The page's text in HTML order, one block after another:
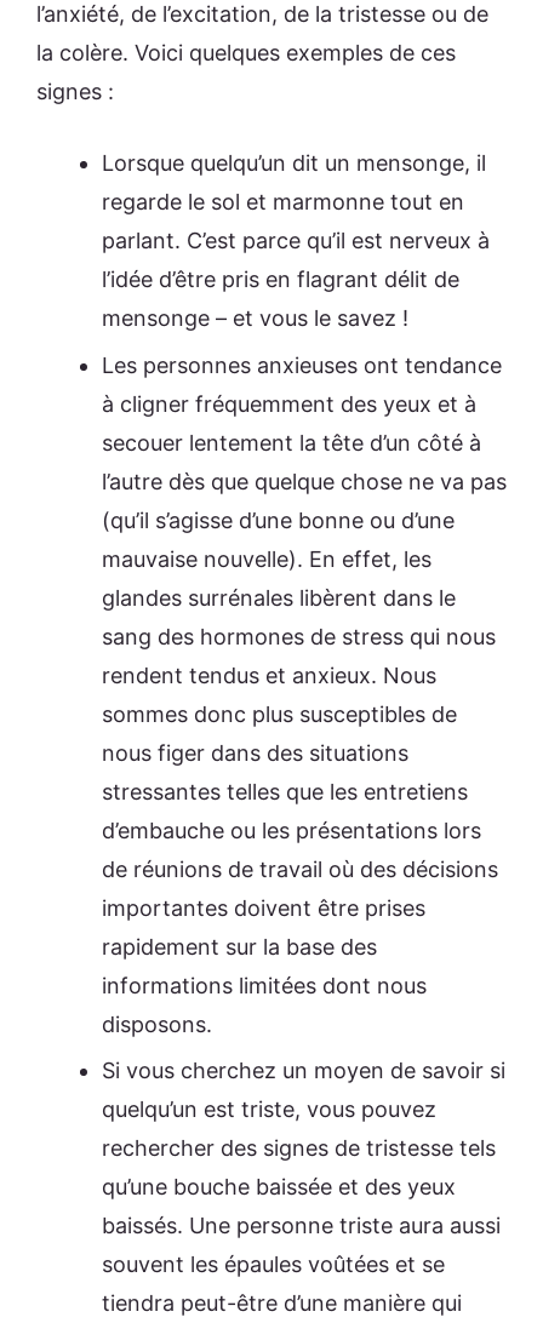
l’anxiété, de l’excitation, de la tristesse ou de
la colère. Voici quelques exemples de ces
signes :
Lorsque quelqu’un dit un mensonge, il
regarde le sol et marmonne tout en
parlant. C’est parce qu’il est nerveux à
l’idée d’être pris en flagrant délit de
mensonge – et vous le savez !
Les personnes anxieuses ont tendance
à cligner fréquemment des yeux et à
secouer lentement la tête d’un côté à
l’autre dès que quelque chose ne va pas
(qu’il s’agisse d’une bonne ou d’une
mauvaise nouvelle). En effet, les
glandes surrénales libèrent dans le
sang des hormones de stress qui nous
rendent tendus et anxieux. Nous
sommes donc plus susceptibles de
nous figer dans des situations
stressantes telles que les entretiens
d’embauche ou les présentations lors
de réunions de travail où des décisions
importantes doivent être prises
rapidement sur la base des
informations limitées dont nous
disposons.
Si vous cherchez un moyen de savoir si
quelqu’un est triste, vous pouvez
rechercher des signes de tristesse tels
qu’une bouche baissée et des yeux
baissés. Une personne triste aura aussi
souvent les épaules voûtées et se
tiendra peut-être d’une manière qui